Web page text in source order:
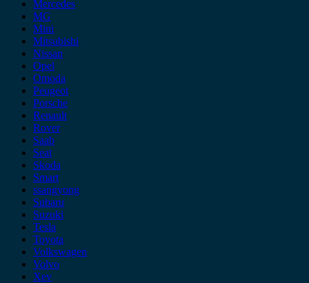
Mercedes
MG
Mini
Mitsubishi
Nissan
Opel
Omoda
Peugeot
Porsche
Renault
Rover
Saab
Seat
Skoda
Smart
ssangyong
Subaru
Suzuki
Tesla
Toyota
Volkswagen
Volvo
Xev